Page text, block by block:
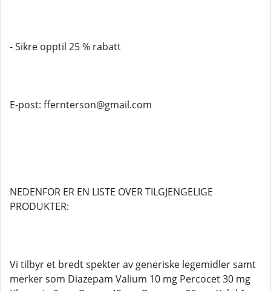
- Sikre opptil 25 % rabatt
E-post: ffernterson@gmail.com
NEDENFOR ER EN LISTE OVER TILGJENGELIGE
PRODUKTER:
Vi tilbyr et bredt spekter av generiske legemidler samt
merker som Diazepam Valium 10 mg Percocet 30 mg